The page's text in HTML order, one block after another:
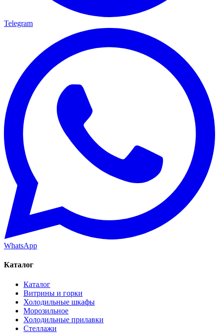
Telegram
WhatsApp
Каталог
Каталог
Витрины и горки
Холодильные шкафы
Морозильное
Холодильные прилавки
Стеллажи